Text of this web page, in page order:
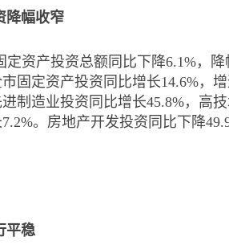
降幅收窄
定资产投资总额同比下降6.1%，
固定资产投资同比增长14.6%，
制造业投资同比增长45.8%，高
。房地产开发投资同比下降
平稳